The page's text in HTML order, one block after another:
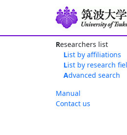
Researchers list
List by affiliations
List by research
Advanced search
Manual
Contact us